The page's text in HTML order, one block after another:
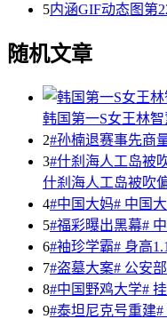
5内涵GIF动态图第
随机文章
韩国第一S女王林智
2#孙楠退赛事先商
3#什刹海人工岛被
什刹海人工岛被吹
4#中国大妈# 中国
5#福彩曝出黑幕#
6#袖珍学霸# 身高
7#盗墓大案# 公安
8#中国野鸡大学#
9#泰坦尼克号重建